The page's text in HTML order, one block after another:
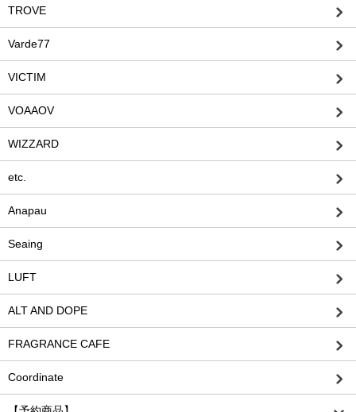
TROVE
Varde77
VICTIM
VOAAOV
WIZZARD
etc.
Anapau
Seaing
LUFT
ALT AND DOPE
FRAGRANCE CAFE
Coordinate